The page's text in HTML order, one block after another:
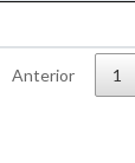
Anterior 1